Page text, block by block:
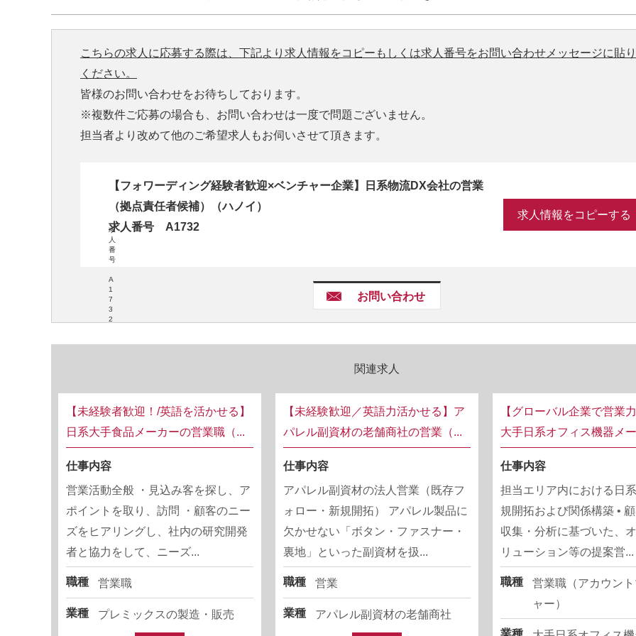
こちらの求人に応募する際は、下記より求人情報をコピーもしくは求人番号をお問い合わせメッセージに貼
ください。
皆様のお問い合わせをお待ちしております。
※複数件ご応募の場合も、お問い合わせは一度で問題ございません。
担当者より改めて他のご希望求人もお伺いさせて頂きます。
求
人
番
号
A
1
7
3
2
【フォワーディング経験者歓迎×ベンチャー企業】日系物流DX会社の営業
（拠点責任者候補）（ハノイ）
求人番号 A1732
求人情報をコピーする
お問い合わせ
関連求人
【未経験者歓迎！/英語を活かせる】
日系大手食品メーカーの営業職（...
仕事内容
営業活動全般 ・見込み客を探し、ア
ポイントを取り、訪問 ・顧客のニー
ズをヒアリングし、社内の研究開発
者と協力をして、ニーズ...
職種 営業職
業種 プレミックスの製造・販売
【未経験歓迎／英語力活かせる】ア
パレル副資材の老舗商社の営業（...
仕事内容
アパレル副資材の法人営業（既存フ
ォロー・新規開拓） アパレル製品に
欠かせない「ボタン・ファスナー・
裏地」といった副資材を扱...
職種 営業
業種 アパレル副資材の老舗商社
【グローバル企業で営業
大手日系オフィス機器メ
仕事内容
担当エリア内における日
規開拓および関係構築 •
収集・分析に基づいた、
リューション等の提案営...
職種
営業職（アカウン
ャー）
業種